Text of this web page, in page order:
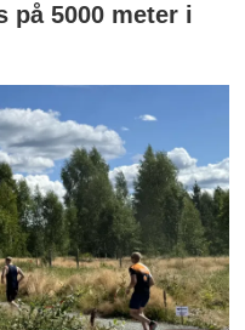
på 5000 meter i